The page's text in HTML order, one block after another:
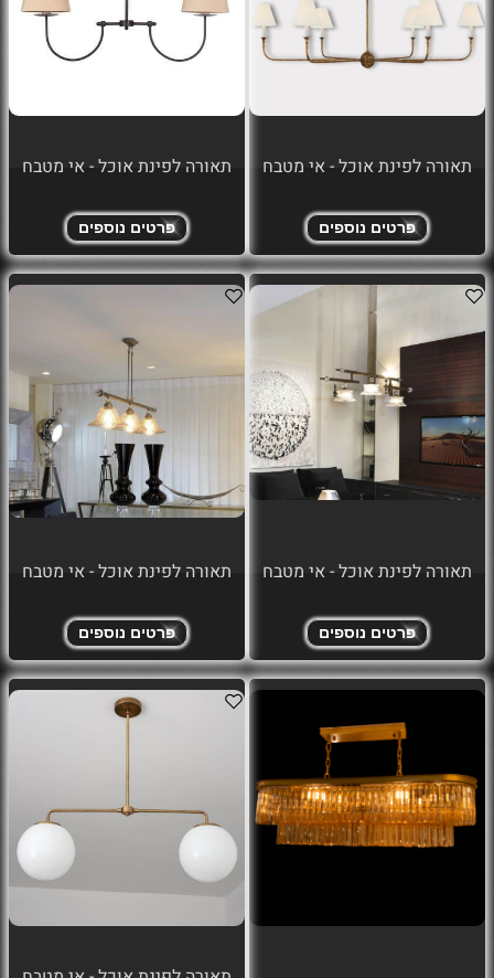
תאורה לפינת אוכל - אי מטבח
פרטים נוספים
תאורה לפינת אוכל - אי מטבח
פרטים נוספים
תאורה לפינת אוכל - אי מטבח
פרטים נוספים
תאורה לפינת אוכל - אי מטבח
פרטים נוספים